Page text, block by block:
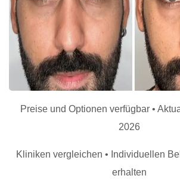
Preise und Optionen verfügbar •
2026
Kliniken vergleichen • Individuellen
erhalten